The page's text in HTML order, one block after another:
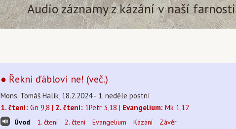
Audio záznamy z kázání v naší farnosti
● Řekni ďáblovi ne! (več.)
Mons. Tomáš Halík, 18.2.2024 - 1. neděle postní
1. čtení: Gn 9,8 | 2. čtení: 1Petr 3,18 | Evangelium: Mk 1,12
Úvod 1. čtení 2. čtení Evangelium Kázání Závěr